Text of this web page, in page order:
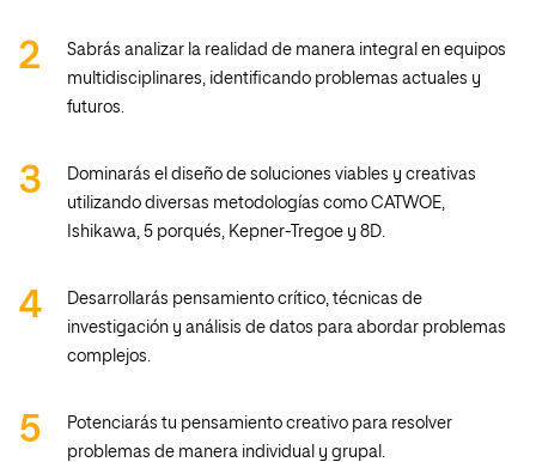
Sabrás analizar la realidad de manera integral en equipos
multidisciplinares, identificando problemas actuales y
futuros.
Dominarás el diseño de soluciones viables y creativas
utilizando diversas metodologías como CATWOE,
Ishikawa, 5 porqués, Kepner-Tregoe y 8D.
Desarrollarás pensamiento crítico, técnicas de
investigación y análisis de datos para abordar problemas
complejos.
Potenciarás tu pensamiento creativo para resolver
problemas de manera individual y grupal.